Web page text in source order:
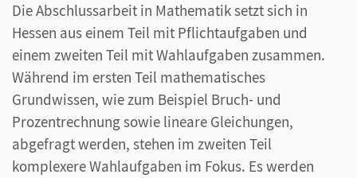
Die Abschlussarbeit in Mathematik setzt sich in
Hessen aus einem Teil mit Pflichtaufgaben und
einem zweiten Teil mit Wahlaufgaben zusammen.
Während im ersten Teil mathematisches
Grundwissen, wie zum Beispiel Bruch- und
Prozentrechnung sowie lineare Gleichungen,
abgefragt werden, stehen im zweiten Teil
komplexere Wahlaufgaben im Fokus. Es werden